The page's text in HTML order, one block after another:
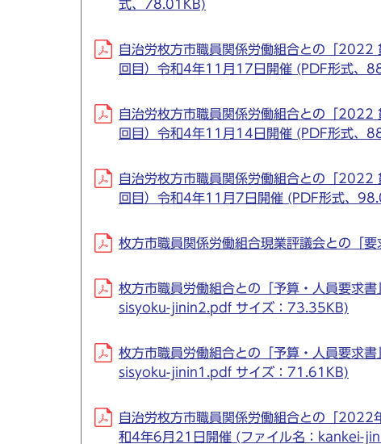
式、78.01KB)
自治労枚方市職員関係労働組合との「2022
回目）令和4年11月17日開催 (PDF形式、
自治労枚方市職員関係労働組合との「2022
回目）令和4年11月14日開催 (PDF形式、
自治労枚方市職員関係労働組合との「2022
回目）令和4年11月7日開催 (PDF形式、
枚方市職員関係労働組合現業評議会との「
枚方市職員労働組合との「予算・人員要求
sisyoku-jinin2.pdf サイズ：73.35KB)
枚方市職員労働組合との「予算・人員要求
sisyoku-jinin1.pdf サイズ：71.61KB)
自治労枚方市職員関係労働組合との「2022
和4年6月21日開催 (ファイル名：kankei-